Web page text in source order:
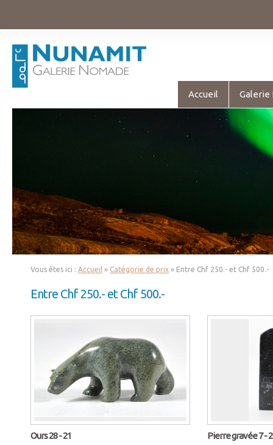
Accueil Galerie
Vous êtes ici : Accueil » Catégorie de prix » Entre Chf 250.- et Chf 500.-
Entre Chf 250.- et Chf 500.-
Ours 28 - 21 Pierre gravée 7 -